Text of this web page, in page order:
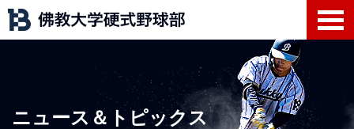
ニュース＆トピックス